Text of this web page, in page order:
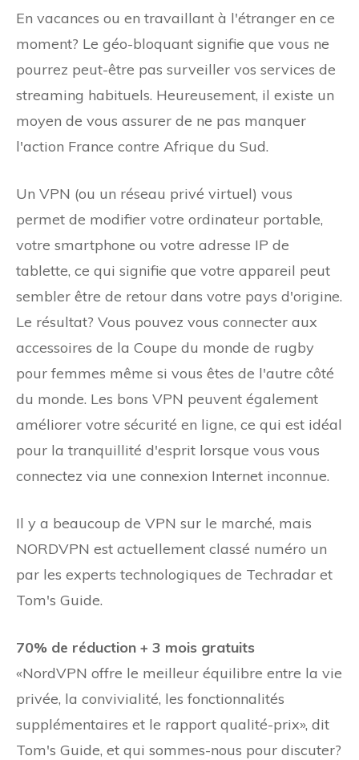
En vacances ou en travaillant à l'étranger en ce
moment? Le géo-bloquant signifie que vous ne
pourrez peut-être pas surveiller vos services de
streaming habituels. Heureusement, il existe un
moyen de vous assurer de ne pas manquer
l'action France contre Afrique du Sud.
Un VPN (ou un réseau privé virtuel) vous
permet de modifier votre ordinateur portable,
votre smartphone ou votre adresse IP de
tablette, ce qui signifie que votre appareil peut
sembler être de retour dans votre pays d'origine.
Le résultat? Vous pouvez vous connecter aux
accessoires de la Coupe du monde de rugby
pour femmes même si vous êtes de l'autre côté
du monde. Les bons VPN peuvent également
améliorer votre sécurité en ligne, ce qui est idéal
pour la tranquillité d'esprit lorsque vous vous
connectez via une connexion Internet inconnue.
Il y a beaucoup de VPN sur le marché, mais
NORDVPN est actuellement classé numéro un
par les experts technologiques de Techradar et
Tom's Guide.
70% de réduction + 3 mois gratuits
«NordVPN offre le meilleur équilibre entre la vie
privée, la convivialité, les fonctionnalités
supplémentaires et le rapport qualité-prix», dit
Tom's Guide, et qui sommes-nous pour discuter?